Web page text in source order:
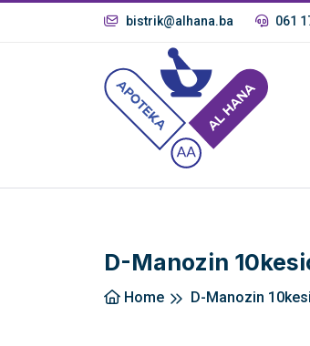
bistrik@alhana.ba 061
D-Manozin
Home D-Manozin